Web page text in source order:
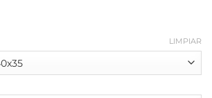
LIMPIAR